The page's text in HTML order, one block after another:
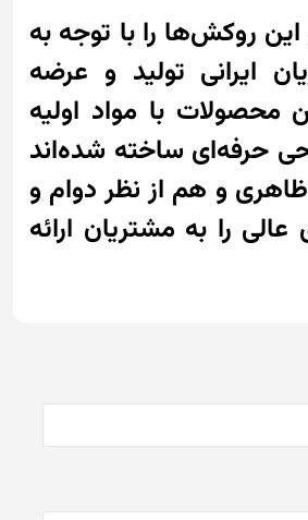
این روکش‌ها را با توجه به
ایرانی تولید و عرضه
محصولات با مواد اولیه
حرفه‌ای ساخته شده‌اند
و هم از نظر دوام و
عالی را به مشتریان ارائه